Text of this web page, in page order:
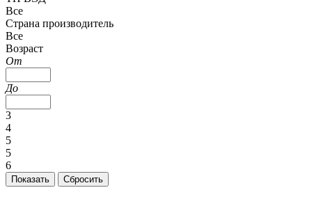
Все
Страна производитель
Все
Возраст
От
До
3
4
5
5
6